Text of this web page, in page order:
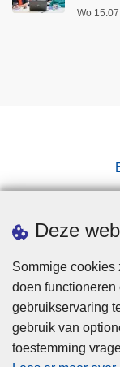
Deze
Sommige cookies
doen
gebruikservaring
gebruik van
toestemming
Wo